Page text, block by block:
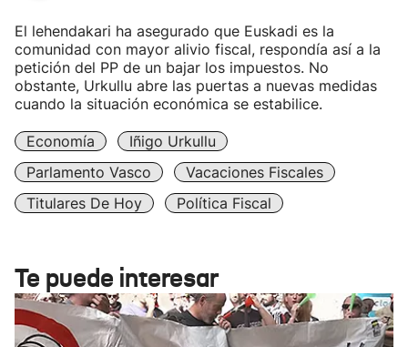
El lehendakari ha asegurado que Euskadi es la
comunidad con mayor alivio fiscal, respondía así a la
petición del PP de un bajar los impuestos. No
obstante, Urkullu abre las puertas a nuevas medidas
cuando la situación económica se estabilice.
Economía
Iñigo Urkullu
Parlamento Vasco
Vacaciones Fiscales
Titulares De Hoy
Política Fiscal
Te puede interesar